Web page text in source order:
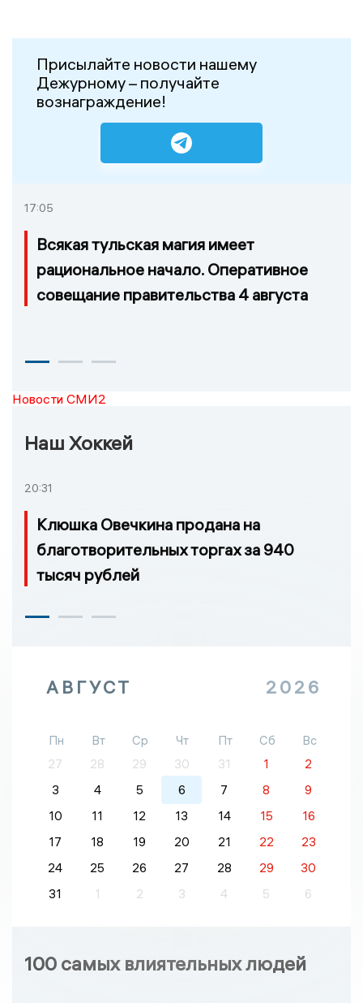
Присылайте новости нашему
Дежурному – получайте
вознаграждение!
17:05
Всякая тульская магия имеет
рациональное начало. Оперативное
совещание правительства 4 августа
Новости СМИ2
Наш Хоккей
20:31
Клюшка Овечкина продана на
благотворительных торгах за 940
тысяч рублей
АВГУСТ 2026
Пн Вт Ср Чт Пт Сб
Вс
27
28 29 30 31 1
2
3
4 5 6 7 8
9
10
11 12 13 14 15
16
17
18 19 20 21 22
23
24
25 26 27 28 29
30
31
1 2 3 4 5 6
100 самых влиятельных людей